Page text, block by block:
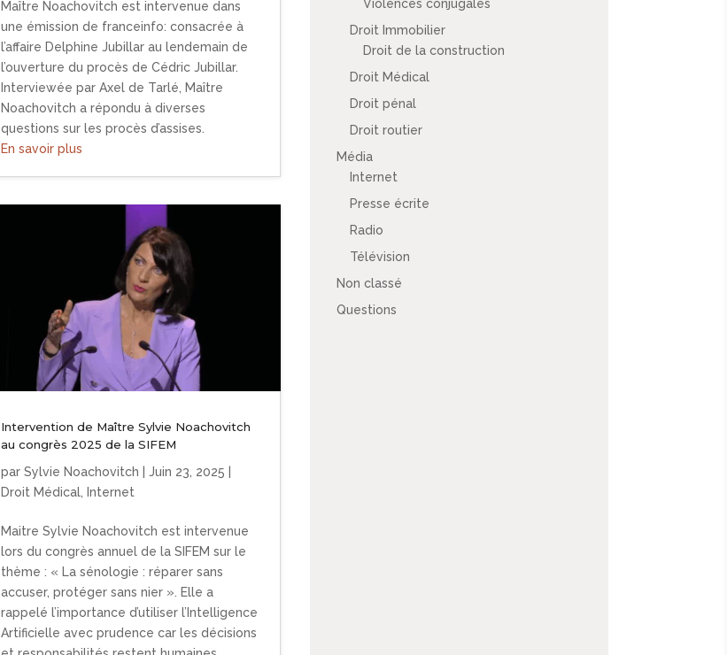
Maître Noachovitch est intervenue dans
une émission de franceinfo: consacrée à
l’affaire Delphine Jubillar au lendemain de
l’ouverture du procès de Cédric Jubillar.
Interviewée par Axel de Tarlé, Maître
Noachovitch a répondu à diverses
questions sur les procès d’assises.
En savoir plus
Intervention de Maître Sylvie Noachovitch
au congrès 2025 de la SIFEM
par Sylvie Noachovitch | Juin 23, 2025 |
Droit Médical, Internet
Maitre Sylvie Noachovitch est intervenue
lors du congrès annuel de la SIFEM sur le
thème : « La sénologie : réparer sans
accuser, protéger sans nier ». Elle a
rappelé l’importance d’utiliser l’Intelligence
Artificielle avec prudence car les décisions
Violences conjugales
Droit Immobilier
Droit de la construction
Droit Médical
Droit pénal
Droit routier
Média
Internet
Presse écrite
Radio
Télévision
Non classé
Questions